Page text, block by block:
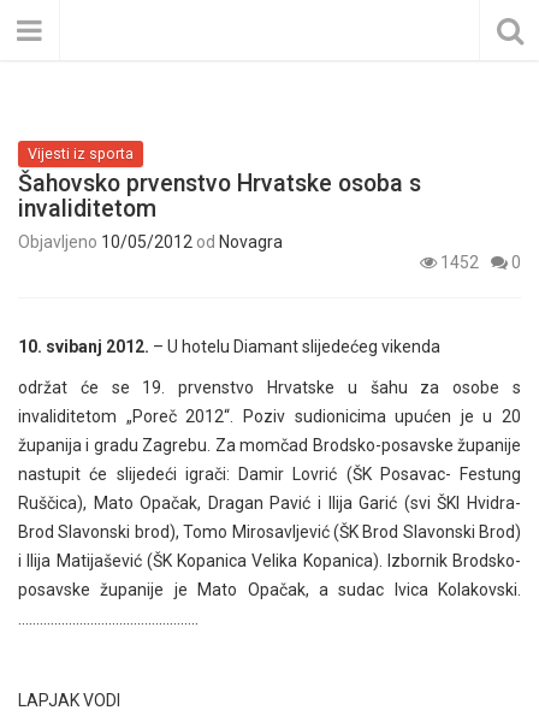
Vijesti iz sporta
Šahovsko prvenstvo Hrvatske osoba s
invaliditetom
Objavljeno 10/05/2012 od Novagra
1452
0
10. svibanj 2012. – U hotelu Diamant slijedećeg vikenda
održat će se 19. prvenstvo Hrvatske u šahu za osobe s
invaliditetom „Poreč 2012“. Poziv sudionicima upućen je u 20
županija i gradu Zagrebu. Za momčad Brodsko-posavske županije
nastupit će slijedeći igrači: Damir Lovrić (ŠK Posavac- Festung
Ruščica), Mato Opačak, Dragan Pavić i Ilija Garić (svi ŠKI Hvidra-
Brod Slavonski brod), Tomo Mirosavljević (ŠK Brod Slavonski Brod)
i Ilija Matijašević (ŠK Kopanica Velika Kopanica). Izbornik Brodsko-
posavske županije je Mato Opačak, a sudac Ivica Kolakovski.
LAPJAK VODI